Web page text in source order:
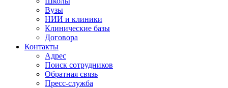
Вузы
НИИ и клиники
Клинические базы
Договора
Контакты
Адрес
Поиск сотрудников
Обратная связь
Пресс-служба